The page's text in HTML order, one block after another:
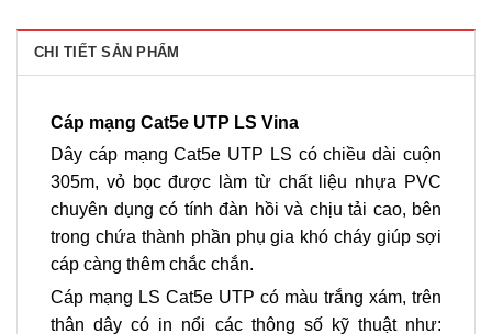
CHI TIẾT SẢN PHẨM
Cáp mạng Cat5e UTP LS Vina
Dây cáp mạng Cat5e UTP LS có chiều dài cuộn
305m, vỏ bọc được làm từ chất liệu nhựa PVC
chuyên dụng có tính đàn hồi và chịu tải cao, bên
trong chứa thành phần phụ gia khó cháy giúp sợi
cáp càng thêm chắc chắn.
Cáp mạng LS Cat5e UTP có màu trắng xám, trên
thân dây có in nổi các thông số kỹ thuật như: